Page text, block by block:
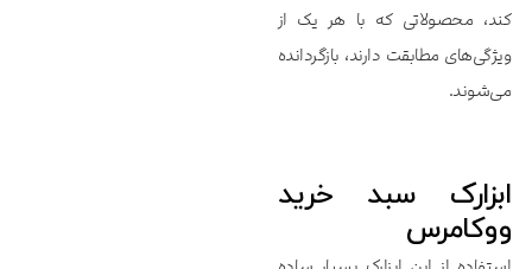
کند، محصولاتی که با هر یک از
ویژگی‌های مطابقت دارند، بازگردانده
می‌شوند.
ابزارک سبد خرید
ووکامرس